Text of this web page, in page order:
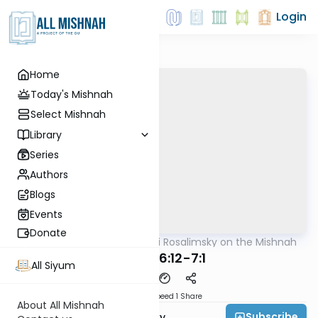
Home
Today's Mishnah
Select Mishnah
Library
Series
Authors
Blogs
Events
Donate
All Siyum
About All Mishnah
Login
Rabbi Avi Rosalimsky on the Mishnah
Demai 6:12-7:1
Speed 1 Share